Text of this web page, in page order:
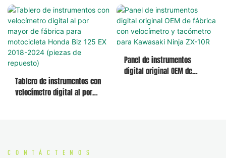
150 cc, tablero LCD con 7
colores cambiantes,
instrumento universal para
motocicleta
CBF125, piezas de repuesto
originales para el panel de
instrumentos de la
motocicleta.
Tablero de instrumentos con
velocímetro digital al por
Panel de instrumentos
digital original OEM de
CONTÁCTENOS